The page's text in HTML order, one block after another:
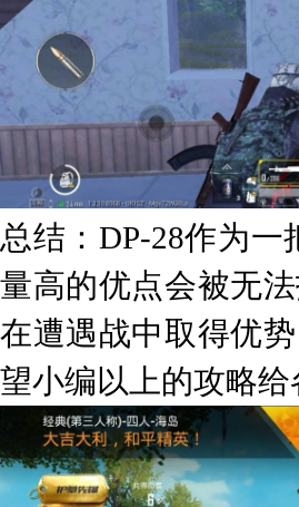
总结：DP-28作为
量高的优点会被无
在遭遇战中取得优
望小编以上的攻略